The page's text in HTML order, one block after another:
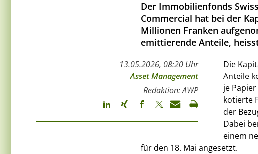
Der Immobilienfonds
Commercial hat bei der
Millionen Franken
emittierende Anteile,
13.05.2026, 08:20 Uhr
Asset Management
Redaktion: AWP
Die
Anteile
je
kotierte
der
Dabei
einem
für den 18. Mai angesetzt.